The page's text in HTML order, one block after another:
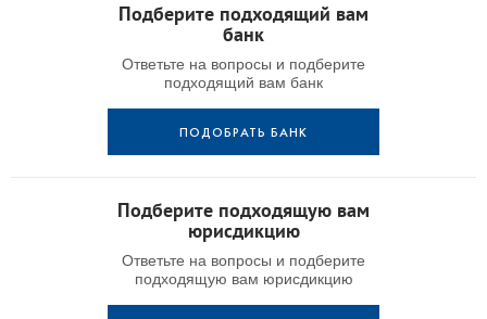
Подберите подходящий вам
банк
Ответьте на вопросы и подберите
подходящий вам банк
ПОДОБРАТЬ БАНК
Подберите подходящую вам
юрисдикцию
Ответьте на вопросы и подберите
подходящую вам юрисдикцию